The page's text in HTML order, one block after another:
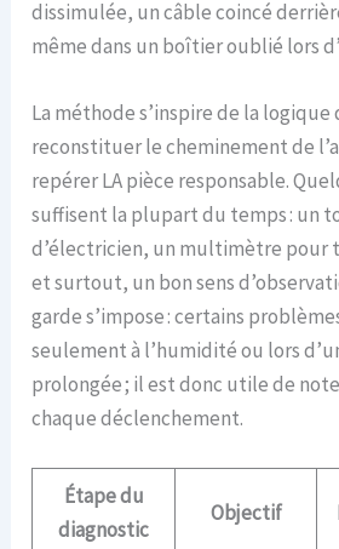
dissimulée, un câble coincé
même dans un boîtier oublié lors
La méthode s’inspire de la logique
reconstituer le cheminement de
repérer LA pièce responsable.
suffisent la plupart du temps : un
d’électricien, un multimètre pour
et surtout, un bon sens
garde s’impose : certains
seulement à l’humidité ou lors
prolongée ; il est donc utile de
chaque déclenchement.
Étape du
diagnostic
Objectif